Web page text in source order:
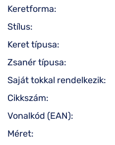
Keretforma:
Stílus:
Keret típusa:
Zsanér típusa:
Saját tokkal rendelkezik:
Cikkszám:
Vonalkód (EAN):
Méret: